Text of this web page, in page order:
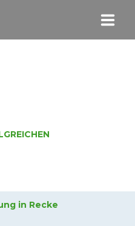
in Recke